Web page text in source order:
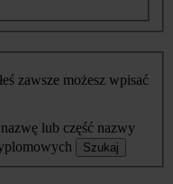
zawsze możesz wpisać
lub część nazwy
Szukaj